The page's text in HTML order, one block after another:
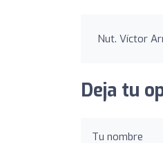
Nut. Víctor
Deja tu
Tu nombre